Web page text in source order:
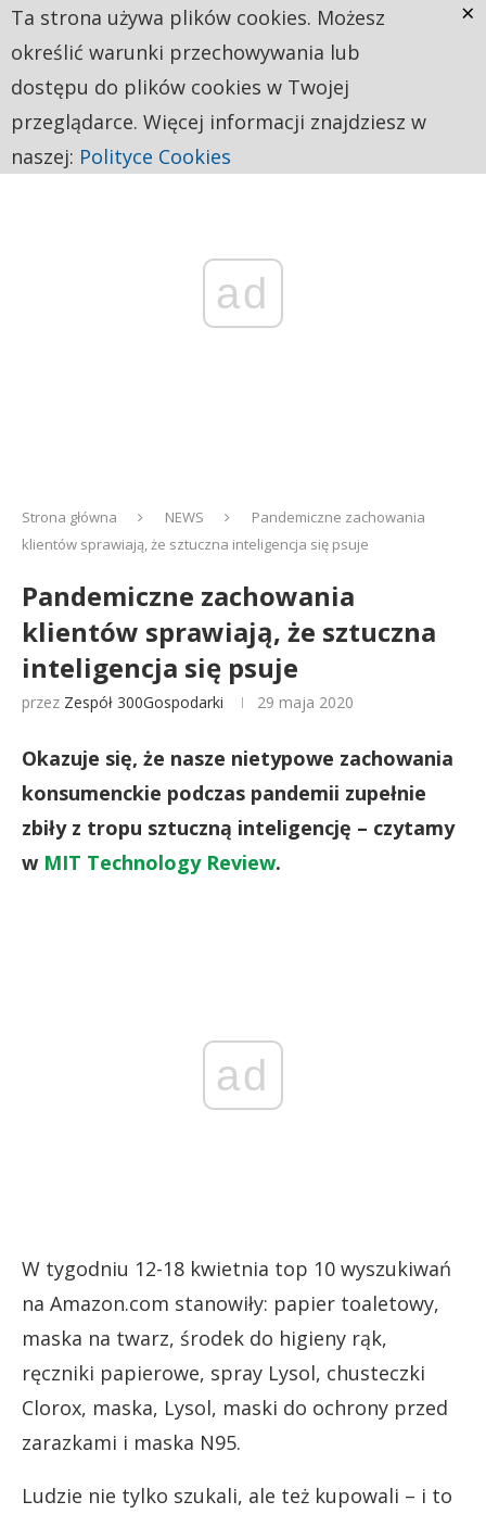
ad
Strona główna NEWS
Pandemiczne zachowania
klientów sprawiają, że sztuczna inteligencja się psuje
Pandemiczne zachowania
klientów sprawiają, że sztuczna
inteligencja się psuje
przez Zespół 300Gospodarki 29 maja 2020
Okazuje się, że nasze nietypowe zachowania
konsumenckie podczas pandemii zupełnie
zbiły z tropu sztuczną inteligencję – czytamy
w MIT Technology Review.
ad
W tygodniu 12-18 kwietnia top 10 wyszukiwań
na Amazon.com stanowiły: papier toaletowy,
maska na twarz, środek do higieny rąk,
ręczniki papierowe, spray Lysol, chusteczki
Clorox, maska, Lysol, maski do ochrony przed
zarazkami i maska N95.
Ludzie nie tylko szukali, ale też kupowali – i to
Ta strona używa plików cookies. Możesz
określić warunki przechowywania lub
dostępu do plików cookies w Twojej
przeglądarce. Więcej informacji znajdziesz w
naszej: Polityce Cookies
×